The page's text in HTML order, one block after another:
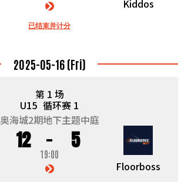
已结束并计分
Kiddos
2025-05-16 (Fri)
第 1 场
U15 循环赛 1
奥海城2期地下主题中庭
12 5
19:00
Floorboss